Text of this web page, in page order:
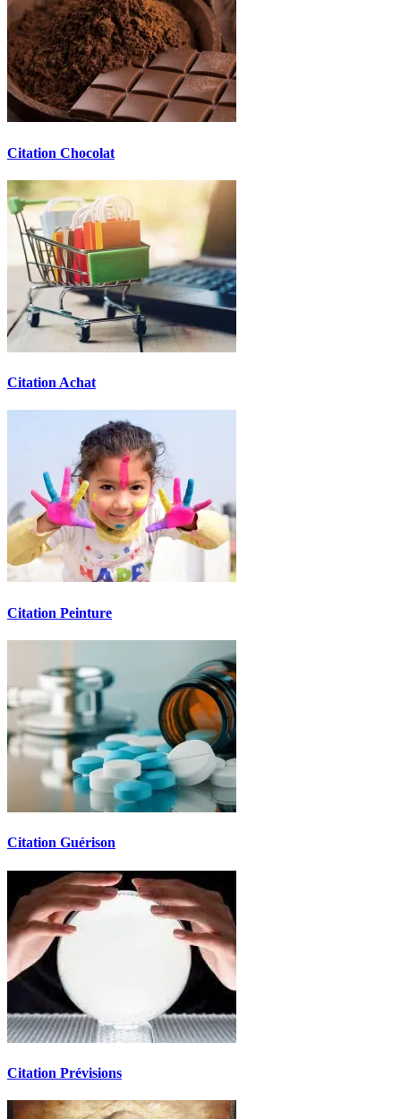
Citation Chocolat
Citation Achat
Citation Peinture
Citation Guérison
Citation Prévisions